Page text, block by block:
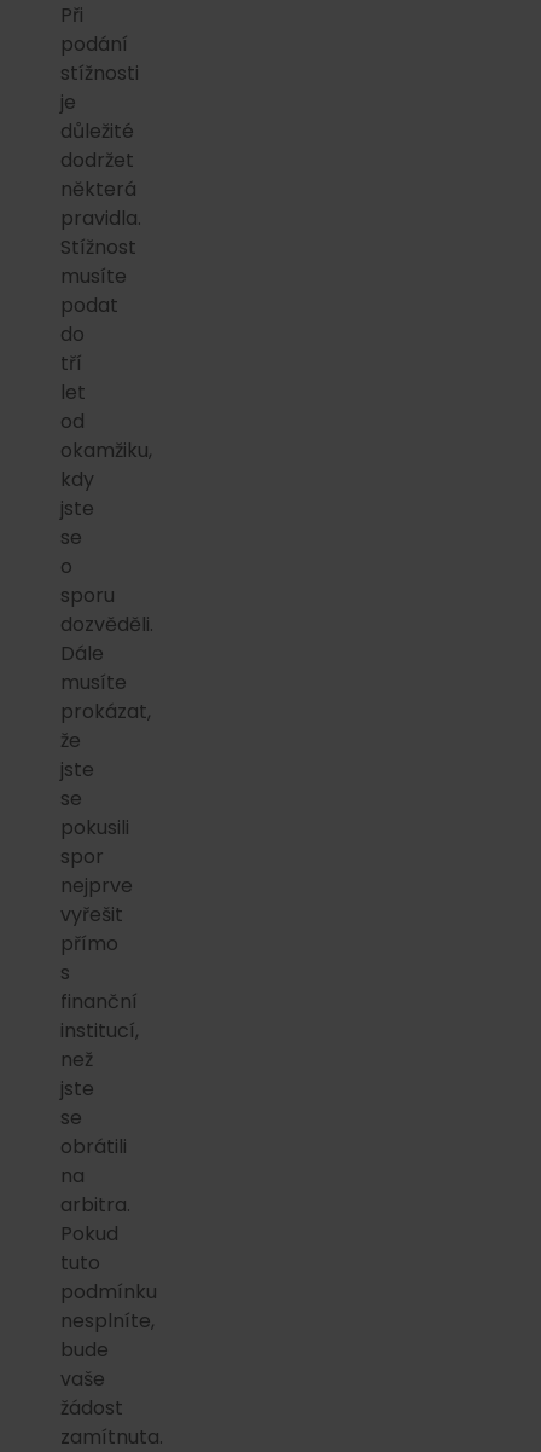
Při
podání
stížnosti
je
důležité
dodržet
některá
pravidla.
Stížnost
musíte
podat
do
tří
let
od
okamžiku,
kdy
jste
se
o
sporu
dozvěděli.
Dále
musíte
prokázat,
že
jste
se
pokusili
spor
nejprve
vyřešit
přímo
s
finanční
institucí,
než
jste
se
obrátili
na
arbitra.
Pokud
tuto
podmínku
nesplníte,
bude
vaše
žádost
zamítnuta.